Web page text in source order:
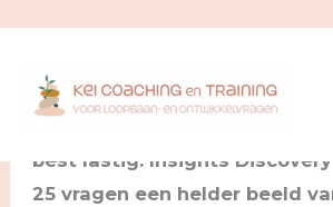
Insight Discovery
Ieder mens is uniek! Dat is
best lastig. Insights
25 vragen een helder beeld